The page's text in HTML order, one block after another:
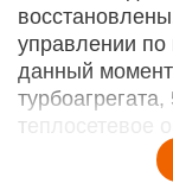
управлении
данный
теплосетевое